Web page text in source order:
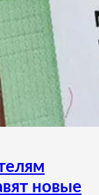
новые